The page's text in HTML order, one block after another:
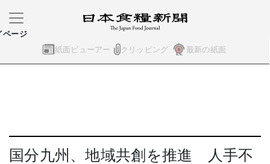
紙面ビューアー クリッピング 最新の紙面
ページ
国分九州、地域共創を推進 人手不